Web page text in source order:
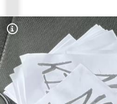
Copyright-